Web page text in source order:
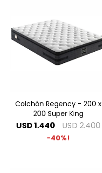
Colchón Regency - 200 x
200 Super King
USD1.440 USD2.400
40